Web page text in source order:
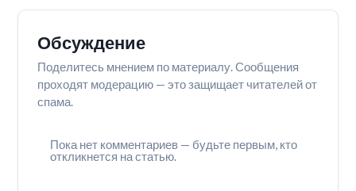
Обсуждение
Поделитесь мнением по материалу. Сообщения
проходят модерацию — это защищает читателей от
спама.
Пока нет комментариев — будьте первым, кто
откликнется на статью.